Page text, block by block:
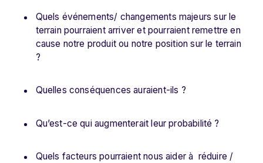
Quels événements/ changements majeurs sur le
terrain pourraient arriver et pourraient remettre en
cause notre produit ou notre position sur le terrain
?
Quelles conséquences auraient-ils ?
Qu’est-ce qui augmenterait leur probabilité ?
Quels facteurs pourraient nous aider à réduire /